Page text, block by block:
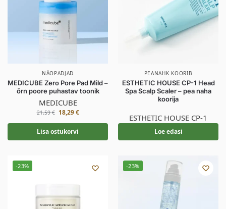
NÄOPADJAD
MEDICUBE Zero Pore Pad Mild –
õrn poore puhastav toonik
MEDICUBE
21,59€ 18,29€
Lisa ostukorvi
PEANAHK KOORIB
ESTHETIC HOUSE CP-1 Head
Spa Scalp Scaler – pea naha
koorija
ESTHETIC HOUSE CP-1
Loe edasi
-23% -23%